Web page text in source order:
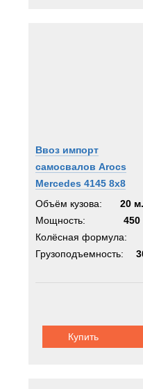
Ввоз импорт
самосвалов Arocs
Mercedes 4145 8x8
Объём кузова:
20
Мощность:
450
Колёсная формула:
Грузоподъемность:
Купить